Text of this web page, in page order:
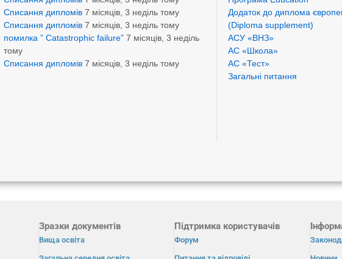
Списання дипломів 7 місяців, 3 неділь тому
Списання дипломів 7 місяців, 3 неділь тому
помилка ” Catastrophic failure” 7 місяців, 3 неділь
тому
Списання дипломів 7 місяців, 3 неділь тому
Додаток до диплома
(Diploma supplement)
АСУ «ВНЗ»
АС «Школа»
АС «Тест»
Загальні питання
Зразки документів
Вища освіта
Підтримка користувачів
Форум